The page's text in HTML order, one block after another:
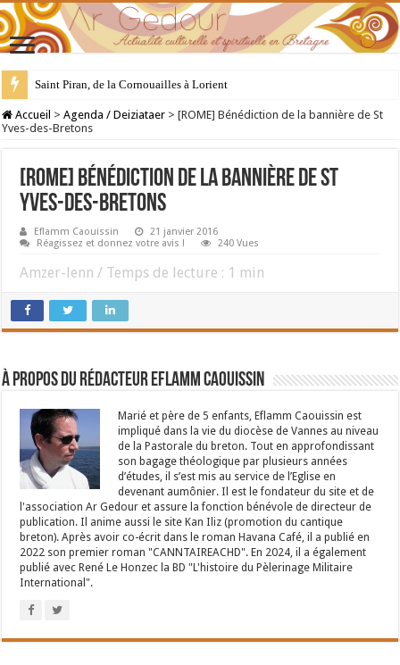
Saint Piran, de la Cornouailles à Lorient
28 juillet : Saint Samson de Dol, père de la Bretagne chrétienne
Accueil > Agenda / Deiziataer > [ROME] Bénédiction de la bannière de St
Yves-des-Bretons
[ROME] Bénédiction de la bannière de St
Yves-des-Bretons
Eflamm Caouissin
21 janvier 2016
Réagissez et donnez votre avis !
240 Vues
Amzer-lenn / Temps de lecture : 1 min
À propos du rédacteur Eflamm Caouissin
Marié et père de 5 enfants, Eflamm Caouissin est
impliqué dans la vie du diocèse de Vannes au niveau
de la Pastorale du breton. Tout en approfondissant
son bagage théologique par plusieurs années
d’études, il s’est mis au service de l’Eglise en
devenant aumônier. Il est le fondateur du site et de
l'association Ar Gedour et assure la fonction bénévole de directeur de
publication. Il anime aussi le site Kan Iliz (promotion du cantique
breton). Après avoir co-écrit dans le roman Havana Café, il a publié en
2022 son premier roman "CANNTAIREACHD". En 2024, il a également
publié avec René Le Honzec la BD "L'histoire du Pèlerinage Militaire
International".